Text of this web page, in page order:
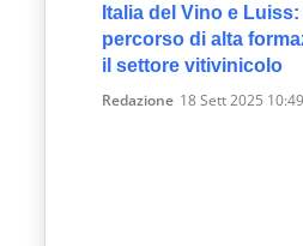
Italia del Vino e Luiss:
percorso di alta
il settore vitivinicolo
Redazione 18 Sett 2025 10:49